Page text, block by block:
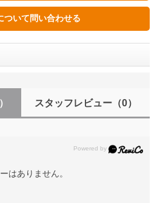
スタッフレビュー（0）
はありません。